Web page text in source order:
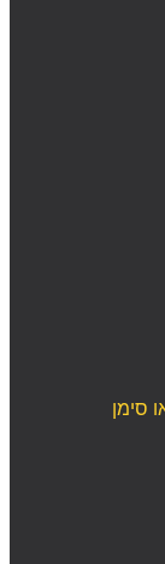
סימן